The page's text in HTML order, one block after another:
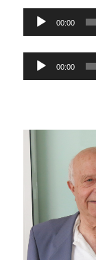
Lecteur 00:00
Lecteur 00:00